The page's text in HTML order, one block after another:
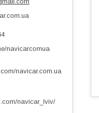
navicarcomua
navicar.com.ua
navicar_lviv/